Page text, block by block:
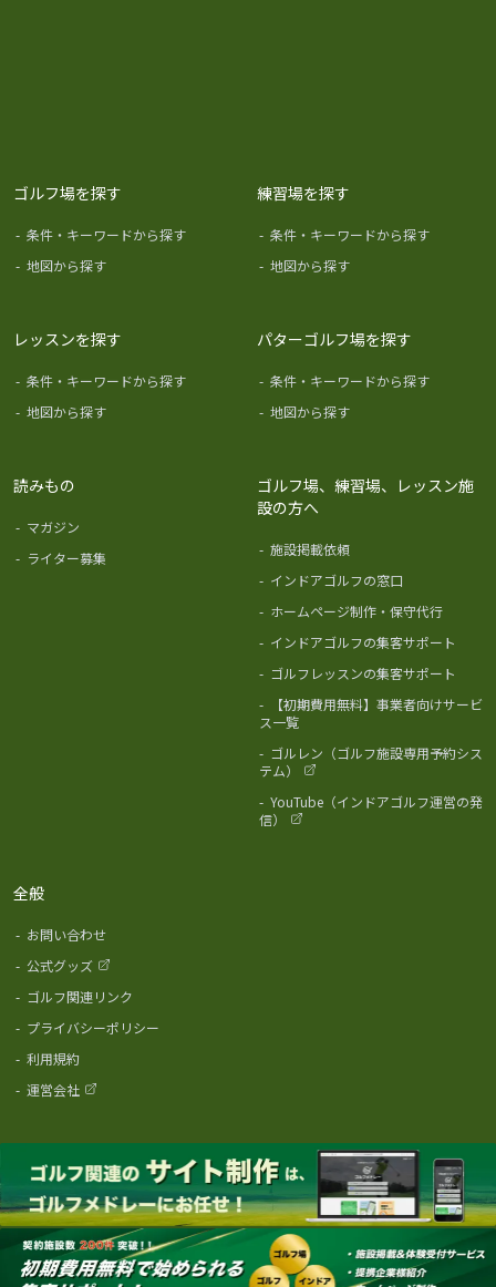
ゴルフ場を探す
- 条件・キーワードから探す
- 地図から探す
練習場を探す
- 条件・キーワードから探す
- 地図から探す
レッスンを探す
- 条件・キーワードから探す
- 地図から探す
パターゴルフ場を探す
- 条件・キーワードから探す
- 地図から探す
読みもの
- マガジン
- ライター募集
ゴルフ場、練習場、レッスン施
設の方へ
- 施設掲載依頼
- インドアゴルフの窓口
- ホームページ制作・保守代行
- インドアゴルフの集客サポート
- ゴルフレッスンの集客サポート
-
【初期費用無料】事業者向けサービ
ス一覧
- ゴルレン（ゴルフ施設専用予約シス
テム）
- YouTube（インドアゴルフ運営の発
信）
全般
- お問い合わせ
- 公式グッズ
- ゴルフ関連リンク
- プライバシーポリシー
- 利用規約
- 運営会社